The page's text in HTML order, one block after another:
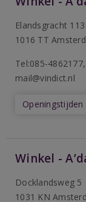
Elandsgracht 113
1016 TT
Tel:085-4862177
mail@vindict.nl
Openingstijden
Winkel -
Docklandsweg 5
1031 KN